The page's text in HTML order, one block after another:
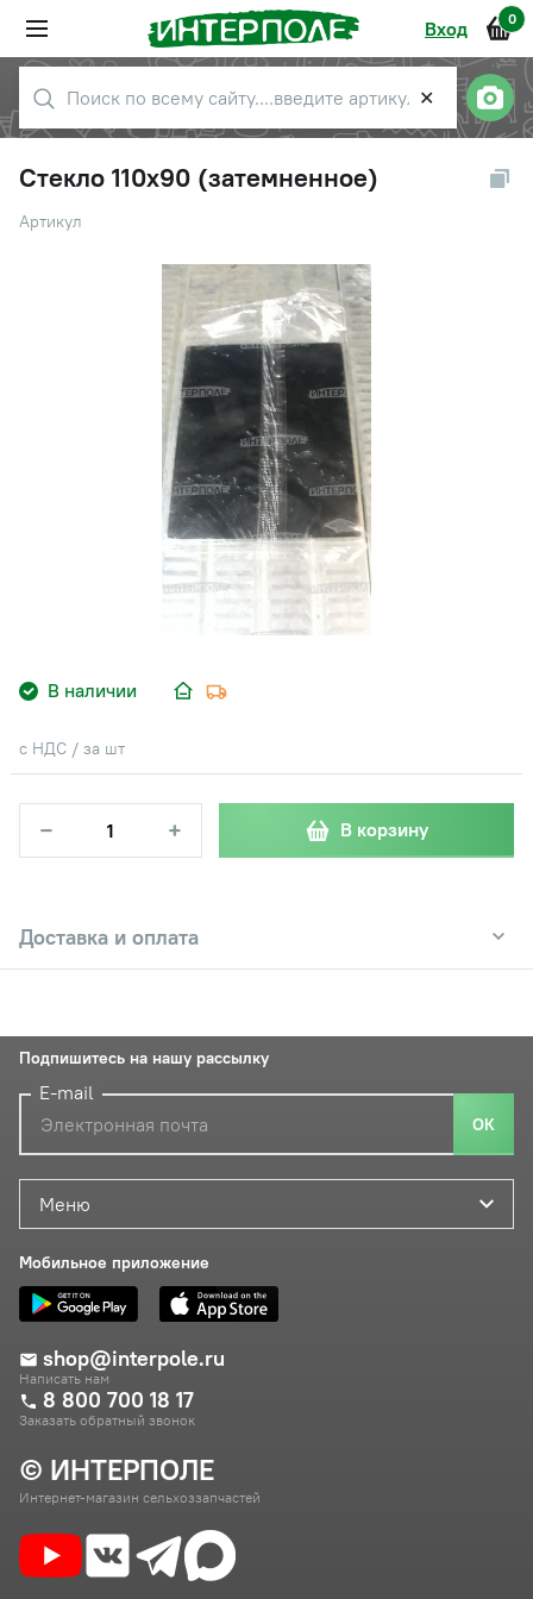
Вход 0
✕
Стекло 110х90 (затемненное)
Артикул
В наличии
с НДС / за шт
− + В корзину
Доставка и оплата
© ИНТЕРПОЛЕ
Интернет-магазин сельхоззапчастей
Меню
Мобильное приложение
shop@interpole.ru
Написать нам
8 800 700 18 17
Заказать обратный звонок
Подпишитесь на нашу рассылку
E-mail
ОК